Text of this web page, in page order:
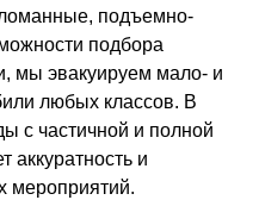
подъемно-
подбора
мы эвакуируем мало- и
любых классов. В
с частичной и полной
аккуратность и
мероприятий.